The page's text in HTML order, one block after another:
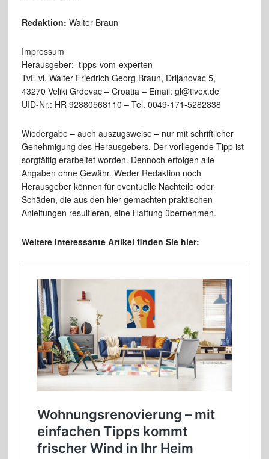
Redaktion: Walter Braun
Impressum
Herausgeber: tipps-vom-experten
TvE vl. Walter Friedrich Georg Braun, Drljanovac 5,
43270 Veliki Grđevac – Croatia – Email: gl@tivex.de
UID-Nr.: HR 92880568110 – Tel. 0049-171-5282838
Wiedergabe – auch auszugsweise – nur mit schriftlicher
Genehmigung des Herausgebers. Der vorliegende Tipp ist
sorgfältig erarbeitet worden. Dennoch erfolgen alle
Angaben ohne Gewähr. Weder Redaktion noch
Herausgeber können für eventuelle Nachteile oder
Schäden, die aus den hier gemachten praktischen
Anleitungen resultieren, eine Haftung übernehmen.
Weitere interessante Artikel finden Sie hier: